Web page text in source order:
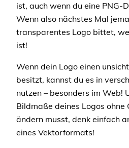
ist, auch wenn du eine PNG-
Wenn also nächstes Mal
transparentes Logo bittet,
ist!
Wenn dein Logo einen
besitzt, kannst du es in
nutzen – besonders im Web!
Bildmaße deines Logos
ändern musst, denk einfach
eines Vektorformats!